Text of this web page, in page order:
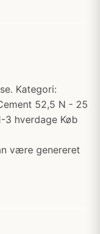
Kategori:
52,5 N - 25
3 hverdage Køb
være genereret